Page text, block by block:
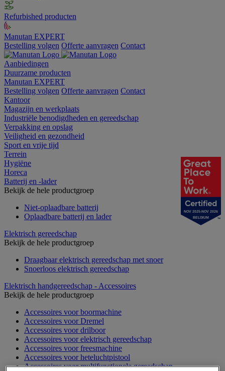
Refurbished producten
Manutan EXPERT
Bestelling volgen Offerte aanvragen Contact
Aanbiedingen
Duurzame producten
Manutan EXPERT
Bestelling volgen Offerte aanvragen Contact
Kantoor
Magazijn en werkplaats
Industriële benodigdheden en gereedschap
Verpakking en opslag
Veiligheid en gezondheid
Sport en vrije tijd
Terrein
Hygiëne
Horeca
Batterij en -lader
Bekijk de hele productgroep
Niet-oplaadbare batterij
Oplaadbare batterij en lader
Elektrisch gereedschap
Bekijk de hele productgroep
Draagbaar elektrisch gereedschap met snoer
Snoerloos elektrisch gereedschap
Elektrisch handgereedschap - Accessoires
Bekijk de hele productgroep
Accessoires voor boormachine
Accessoires voor Dremel
Accessoires voor drilboor
Accessoires voor elektrisch gereedschap
Accessoires voor freesmachine
Accessoires voor heteluchtpistool
Accessoires voor multifunctionele gereedschap
NOV 2025-NOV 2026
BELGIUM